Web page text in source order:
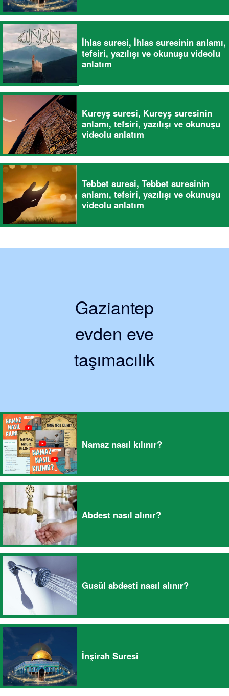
İhlas suresi, İhlas suresinin anlamı,
tefsiri, yazılışı ve okunuşu videolu
anlatım
Kureyş suresi, Kureyş suresinin
anlamı, tefsiri, yazılışı ve okunuşu
videolu anlatım
Tebbet suresi, Tebbet suresinin
anlamı, tefsiri, yazılışı ve okunuşu
videolu anlatım
Gaziantep
evden eve
taşımacılık
Namaz nasıl kılınır?
Abdest nasıl alınır?
Gusül abdesti nasıl alınır?
İnşirah Suresi